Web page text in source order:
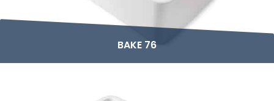
BAKE 76